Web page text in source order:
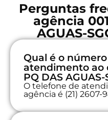
Perguntas
agência
AGUAS-
Qual é o
atendimento ao
PQ DAS
O telefone de
agência é (21) 2607-